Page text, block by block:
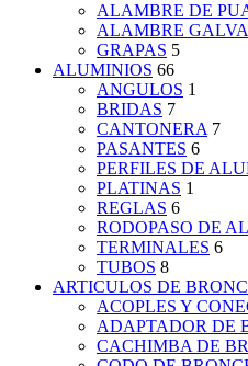
ALAMBRE DE
ALAMBRE
GRAPAS 5
ALUMINIOS 66
ANGULOS 1
BRIDAS 7
CANTONERA 7
PASANTES 6
PERFILES DE
PLATINAS 1
REGLAS 6
RODOPASO DE
TERMINALES 6
TUBOS 8
ARTICULOS DE
ACOPLES Y
ADAPTADOR DE
CACHIMBA DE